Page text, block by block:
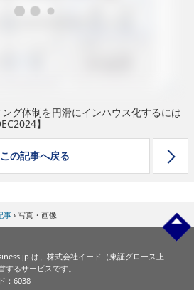
グ体制を円滑にインハウス化するには
】
この記事へ戻る
事 › 写真・画像
は、株式会社イード（東証グロース上
するサービスです。
：6038